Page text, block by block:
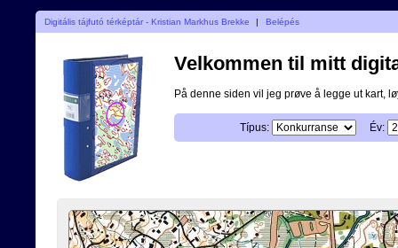
Digitális tájfutó térképtár - Kristian Markhus Brekke | Belépés
Velkommen til mitt
På denne siden vil jeg prøve å legge ut kart,
Típus: Év: